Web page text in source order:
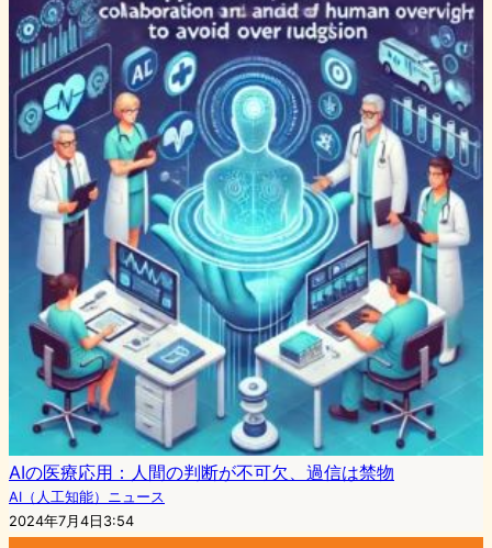
AIの医療応用：人間の判断が不可欠、過信は禁物
AI（人工知能）ニュース
2024年7月4日3:54